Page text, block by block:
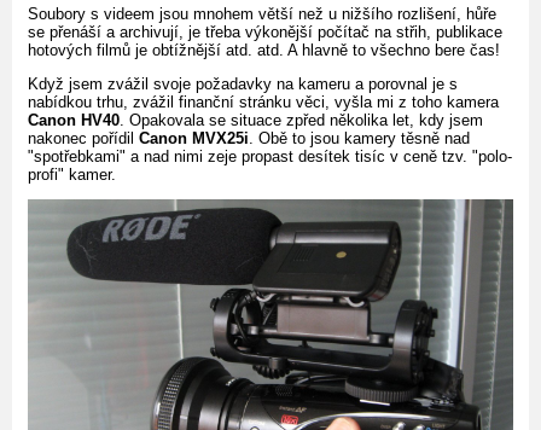
Soubory s videem jsou mnohem větší než u nižšího rozlišení, hůře
se přenáší a archivují, je třeba výkonější počítač na střih, publikace
hotových filmů je obtížnější atd. atd. A hlavně to všechno bere čas!
Když jsem zvážil svoje požadavky na kameru a porovnal je s
nabídkou trhu, zvážil finanční stránku věci, vyšla mi z toho kamera
Canon HV40 . Opakovala se situace zpřed několika let, kdy jsem
nakonec pořídil Canon MVX25i . Obě to jsou kamery těsně nad
"spotřebkami" a nad nimi zeje propast desítek tisíc v ceně tzv. "polo-
profi" kamer.